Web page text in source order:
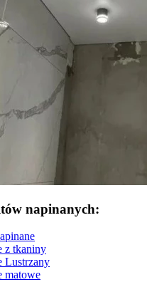
napinanych:
z tkaniny
Lustrzany
matowe